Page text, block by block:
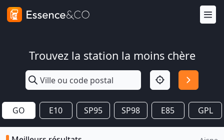
Trouvez la station la moins chère
GO E10 SP95 SP98 E85 GPL